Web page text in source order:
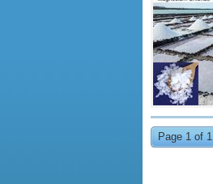
Page 1 of 1